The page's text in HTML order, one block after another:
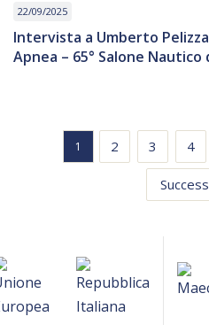
22/09/2025
Intervista a Umberto
Apnea – 65° Salone Nautico
1 2 3 4